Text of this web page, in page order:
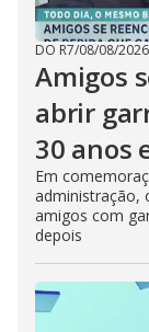
DO R7/08/08/2026
Amigos
abrir
30 anos
Em
administração,
amigos com
depois